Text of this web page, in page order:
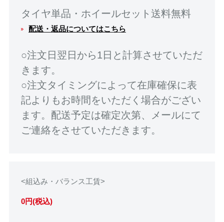
タイヤ単品・ホイールセット送料無料
配送・返品についてはこちら
○注文日翌日から1日と計算させていただ
きます。
○注文タイミングによって在庫確保に表
記よりもお時間をいただく場合がござい
ます。配送予定は確定次第、メールにて
ご連絡をさせていただきます。
<組込み・バランス工賃>
0円(税込)